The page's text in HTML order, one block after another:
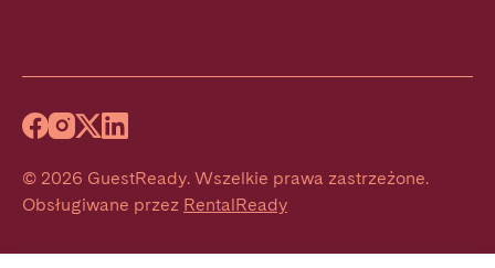
© 2026 GuestReady. Wszelkie prawa zastrzeżone.
Obsługiwane przez RentalReady